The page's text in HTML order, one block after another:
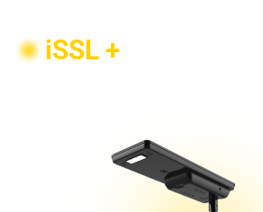
iSSL +